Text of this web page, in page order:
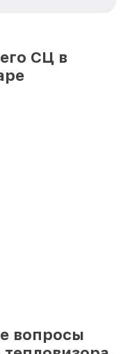
в городе
уровень
СЦ в
вопросы